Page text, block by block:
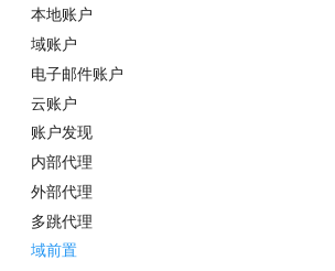
本地账户
域账户
电子邮件账户
云账户
账户发现
内部代理
外部代理
多跳代理
域前置